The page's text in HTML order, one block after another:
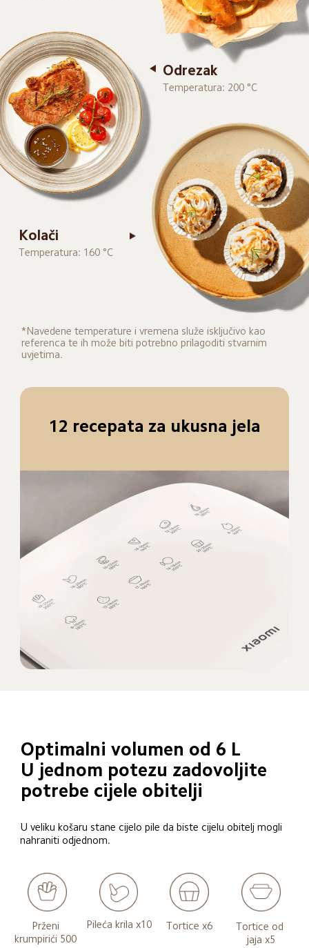
Odrezak
Temperatura: 200 °C
Kolači
Temperatura: 160 °C
*Navedene temperature i vremena služe isključivo kao
referenca te ih može biti potrebno prilagoditi stvarnim
uvjetima.
12 recepata za ukusna jela
Optimalni volumen od 6 L
U jednom potezu zadovoljite
potrebe cijele obitelji
U veliku košaru stane cijelo pile da biste cijelu obitelj mogli
nahraniti odjednom.
Prženi
krumpirići 500
Pileća krila x10 Tortice x6
Tortice od
jaja x5